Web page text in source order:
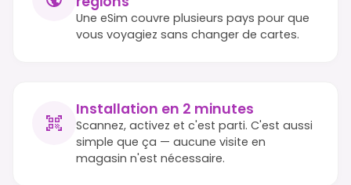
Une eSim couvre plusieurs pays pour que
vous voyagiez sans changer de cartes.
Installation en 2 minutes
Scannez, activez et c'est parti. C'est aussi
simple que ça — aucune visite en
magasin n'est nécessaire.